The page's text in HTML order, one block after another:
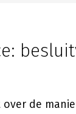
over de